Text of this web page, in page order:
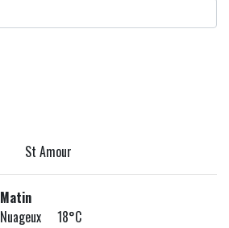
St Amour
Matin
Nuageux 18°C